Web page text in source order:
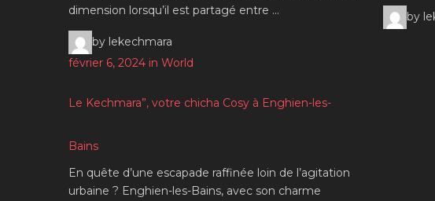
dimension lorsqu’il est partagé entre …
by lekechmara
by
février 6, 2024 in World
Le Kechmara”, votre chicha Cosy à Enghien-les-
Bains
En quête d’une escapade raffinée loin de l’agitation
urbaine ? Enghien-les-Bains, avec son charme